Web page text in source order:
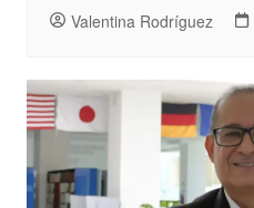
Valentina Rodríguez